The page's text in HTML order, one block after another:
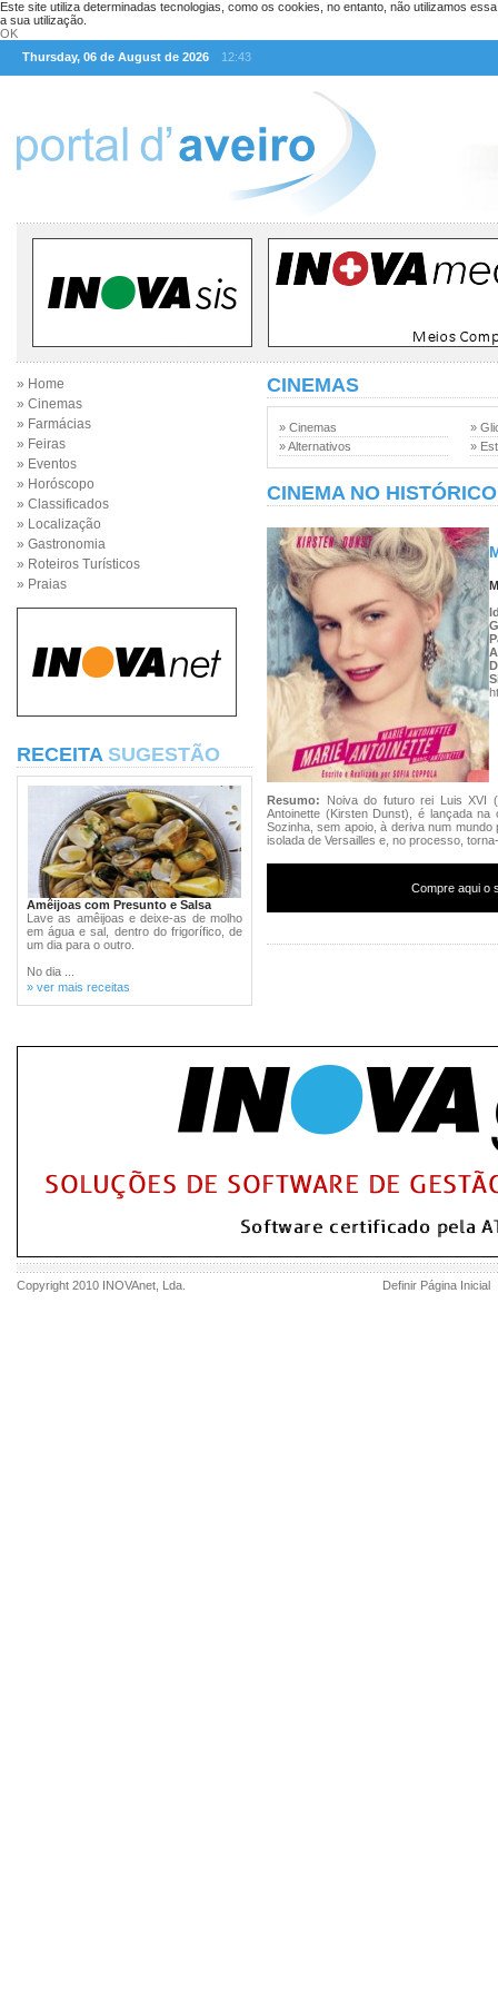
Este site utiliza determinadas tecnologias, como os cookies, no entanto, não utilizamos
a sua utilização.
OK
Thursday, 06 de August de 2026
12:43
» Home
» Cinemas
» Farmácias
» Feiras
» Eventos
» Horóscopo
» Classificados
» Localização
» Gastronomia
» Roteiros Turísticos
» Praias
RECEITA SUGESTÃO
Amêijoas com Presunto e Salsa
Lave as amêijoas e deixe-as de molho
em água e sal, dentro do frigorífico, de
um dia para o outro.
No dia ...
» ver mais receitas
CINEMAS
» Cinemas
» Alternativos
»
»
CINEMA NO HISTÓRICO
Resumo:
Noiva do futuro rei Luis XVI
Antoinette (Kirsten Dunst), é lançada
Sozinha, sem apoio, à deriva num
isolada de Versailles e, no processo,
Compre aqui o
Copyright 2010 INOVAnet , Lda. Definir Página Inicial